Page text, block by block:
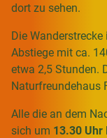
dort zu sehen.
Die
Abstiege mit ca.
etwa 2,5 Stunden.
Naturfreundehaus
Alle die an dem
sich um 13.30 Uhr